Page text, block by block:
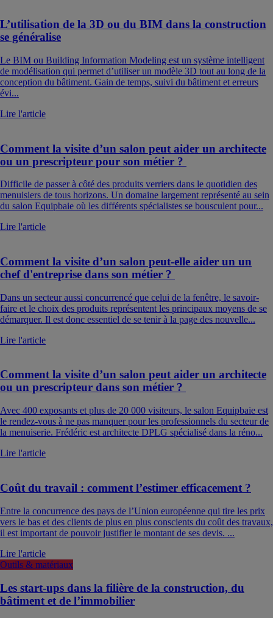
L’utilisation de la 3D ou du BIM dans la construction
se généralise
Le BIM ou Building Information Modeling est un système intelligent
de modélisation qui permet d’utiliser un modèle 3D tout au long de la
conception du bâtiment. Gain de temps, suivi du bâtiment et erreurs
évi...
Lire l'article
Comment la visite d’un salon peut aider un architecte
ou un prescripteur pour son métier ?
Difficile de passer à côté des produits verriers dans le quotidien des
menuisiers de tous horizons. Un domaine largement représenté au sein
du salon Equipbaie où les différents spécialistes se bousculent pour...
Lire l'article
Comment la visite d’un salon peut-elle aider un un
chef d'entreprise dans son métier ?
Dans un secteur aussi concurrencé que celui de la fenêtre, le savoir-
faire et le choix des produits représentent les principaux moyens de se
démarquer. Il est donc essentiel de se tenir à la page des nouvelle...
Lire l'article
Comment la visite d’un salon peut aider un architecte
ou un prescripteur dans son métier ?
Avec 400 exposants et plus de 20 000 visiteurs, le salon Equipbaie est
le rendez-vous à ne pas manquer pour les professionnels du secteur de
la menuiserie. Frédéric est architecte DPLG spécialisé dans la réno...
Lire l'article
Coût du travail : comment l’estimer efficacement ?
Entre la concurrence des pays de l’Union européenne qui tire les prix
vers le bas et des clients de plus en plus conscients du coût des travaux,
il est important de pouvoir justifier le montant de ses devis. ...
Lire l'article
Outils & matériaux
Les start-ups dans la filière de la construction, du
bâtiment et de l’immobilier